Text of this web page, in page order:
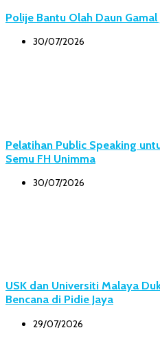
Polije Bantu Olah Daun Gamal
30/07/2026
Pelatihan Public Speaking
Semu FH Unimma
30/07/2026
USK dan Universiti Malaya
Bencana di Pidie Jaya
29/07/2026